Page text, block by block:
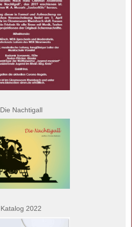
Die Nachtigall
Katalog 2022